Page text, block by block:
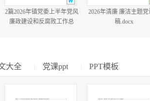
2篇2026年镇党委上半年党风
廉政建设和反腐败工作总
2026年清廉 廉洁主题党
稿.docx
大全 党课ppt PPT模板